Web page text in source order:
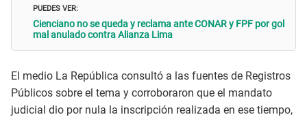
PUEDES VER:
Cienciano no se queda y reclama ante CONAR y FPF por gol
mal anulado contra Alianza Lima
El medio La República consultó a las fuentes de Registros
Públicos sobre el tema y corroboraron que el mandato
judicial dio por nula la inscripción realizada en ese tiempo,